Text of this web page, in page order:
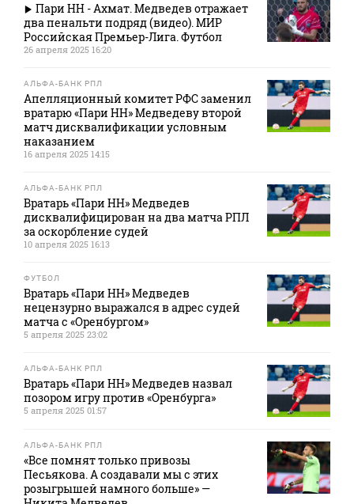
Пари НН - Ахмат. Медведев отражает
два пенальти подряд (видео). МИР
Российская Премьер-Лига. Футбол
26 апреля 2025 16:20
АЛЬФА-БАНК РПЛ
Апелляционный комитет РФС заменил
вратарю «Пари НН» Медведеву второй
матч дисквалификации условным
наказанием
16 апреля 2025 14:15
АЛЬФА-БАНК РПЛ
Вратарь «Пари НН» Медведев
дисквалифицирован на два матча РПЛ
за оскорбление судей
10 апреля 2025 16:13
ФУТБОЛ
Вратарь «Пари НН» Медведев
нецензурно выражался в адрес судей
матча с «Оренбургом»
5 апреля 2025 23:02
АЛЬФА-БАНК РПЛ
Вратарь «Пари НН» Медведев назвал
позором игру против «Оренбурга»
5 апреля 2025 01:57
АЛЬФА-БАНК РПЛ
«Все помнят только привозы
Песьякова. А создавали мы с этих
розыгрышей намного больше» —